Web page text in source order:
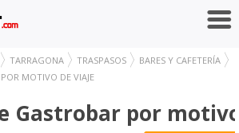
TARRAGONA TRASPASOS
BARES Y CAFETERÍA
MOTIVO DE VIAJE
Gastrobar por